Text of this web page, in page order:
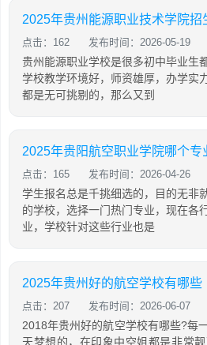
2025年贵州能源职业技术学院招
点击：162 发布时间：2026-05-19
贵州能源职业学校是很多初中毕业生
学校教学环境好，师资雄厚，办学实
都是无可挑剔的，那么又到
2025年贵阳航空职业学院哪个专
点击：165 发布时间：2026-04-26
学生报名总是千挑细选的，目的无非
的学校，选择一门热门专业，现在各
业，学校针对这些行业也是
2025年贵州好的航空学校有哪些
点击：207 发布时间：2026-06-07
2018年贵州好的航空学校有哪些?每
天梦想的，在印象中空姐都是非常